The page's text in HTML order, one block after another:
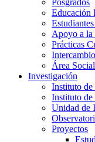
Educación
Apoyo a la
Prácticas
Área
Investigación
Instituto de
Instituto de
Unidad de
Proyectos